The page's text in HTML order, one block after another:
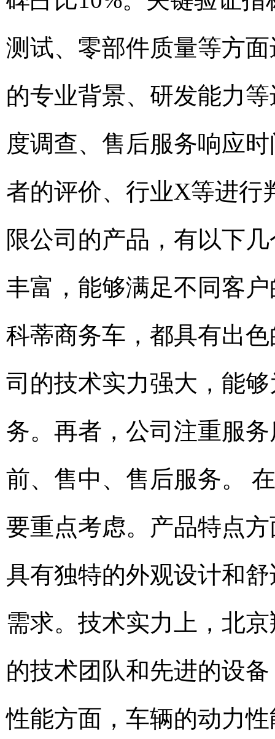
测试、零部件质量等方
的专业背景、研发能力
度调查、售后服务响应
者的评价、行业X等进行
限公司的产品，有以下
丰富，能够满足不同客
科蒂商务车，都具有出
司的技术实力强大，能
务。再者，公司注重服
前、售中、售后服务。
要重点考虑。产品特点
具有独特的外观设计和
需求。技术实力上，北
的技术团队和先进的设
性能方面，车辆的动力